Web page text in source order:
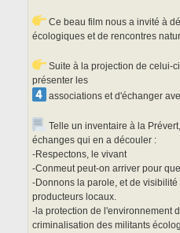
Ce beau film nous a invité à
écologiques et de rencontres
Suite à la projection de celui-
présenter les
associations et d'échanger
Telle un inventaire à la
échanges qui en a découler :
-Respectons, le vivant
-Conmeut peut-on arriver pour
-Donnons la parole, et de visibilité
producteurs locaux.
-la protection de l'environnement
criminalisation des militants